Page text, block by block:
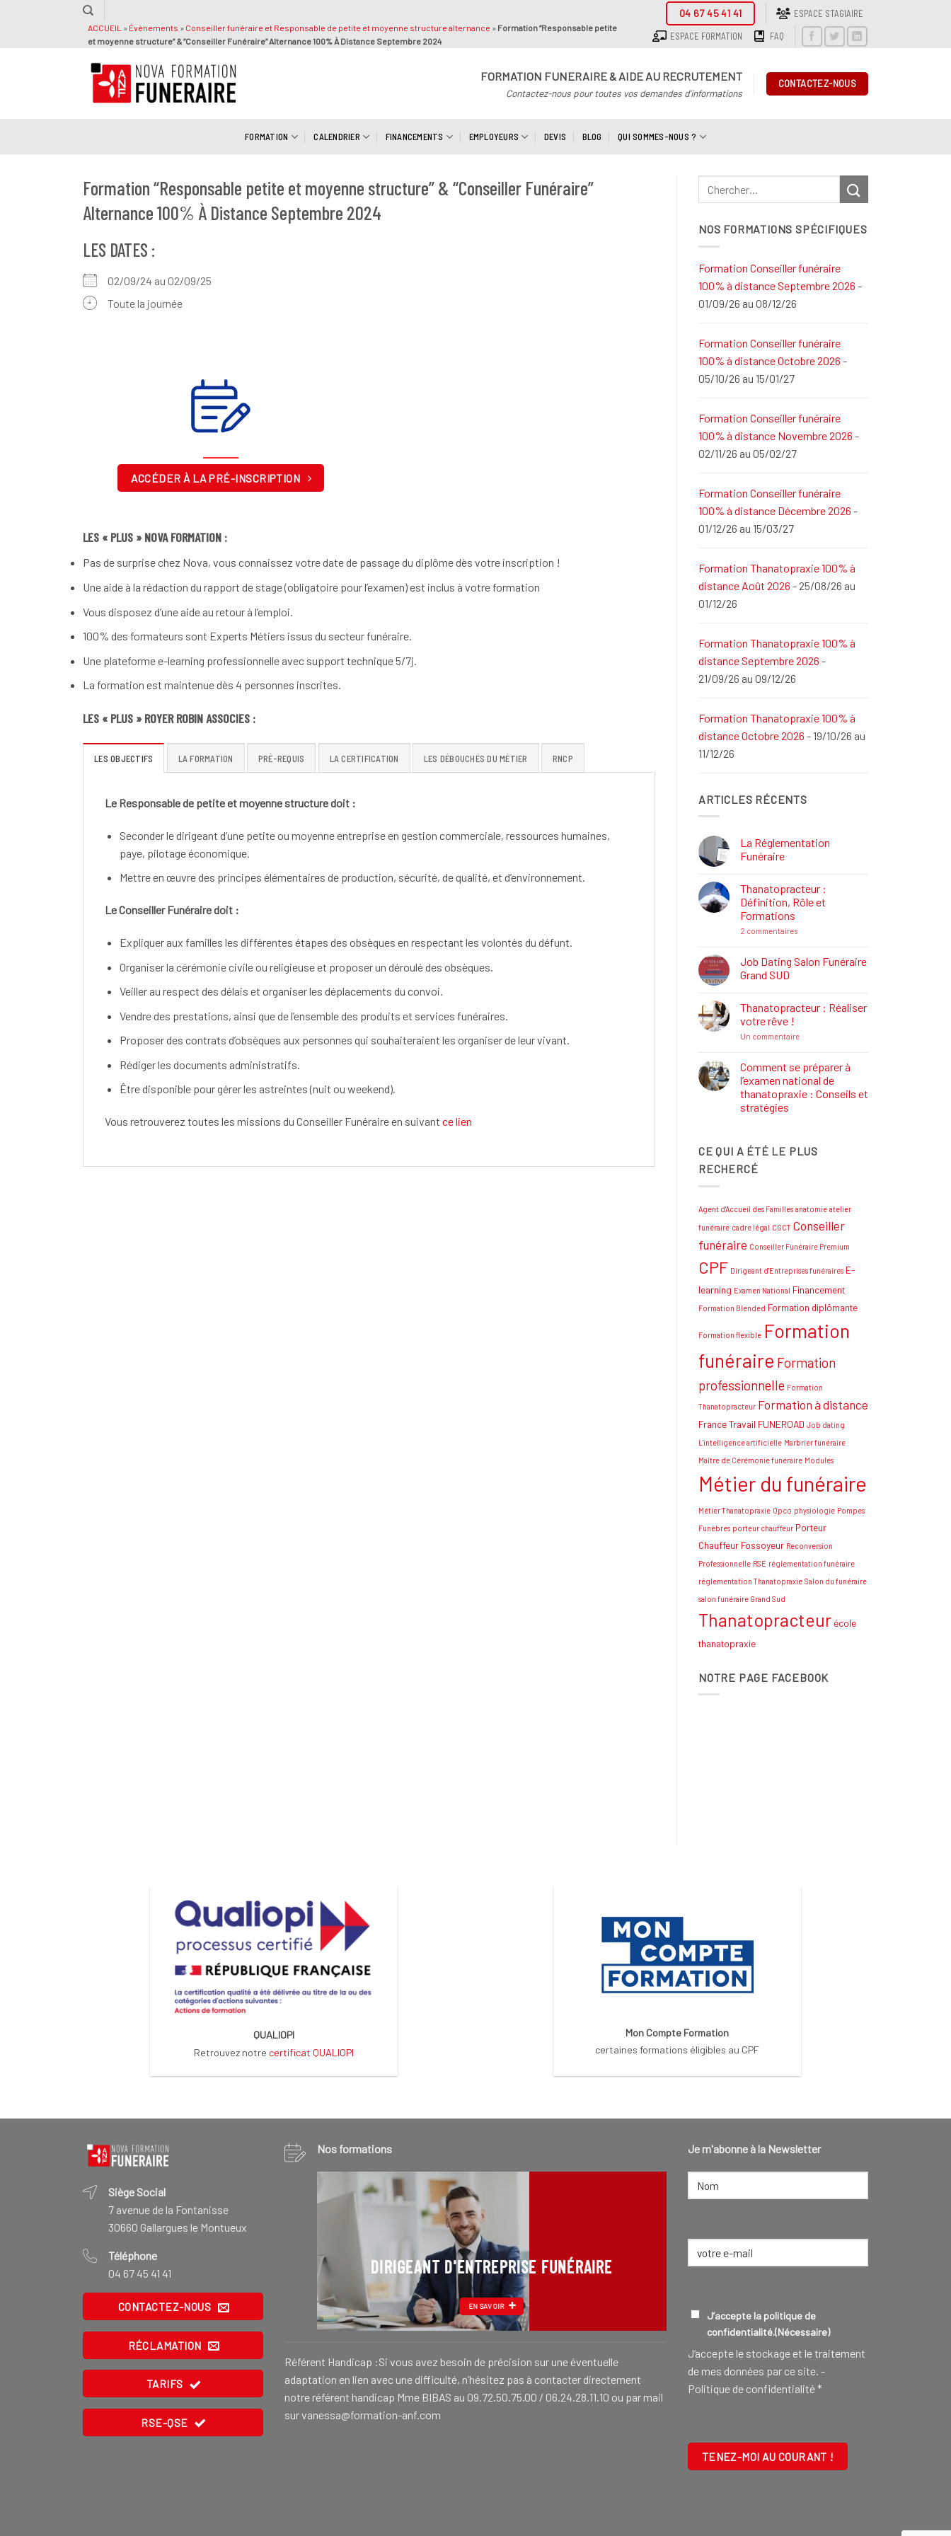
ACCUEIL » Évènements » Conseiller funéraire et Responsable de petite et moyenne structure alternance » Formation “Responsable petite
et moyenne structure” & “Conseiller Funéraire” Alternance 100% À Distance Septembre 2024
04 67 45 41 41 ESPACE STAGIAIRE
ESPACE FORMATION FAQ
FORMATION FUNERAIRE & AIDE AU RECRUTEMENT
Contactez-nous pour toutes vos demandes d'informations
CONTACTEZ-NOUS
FORMATION CALENDRIER FINANCEMENTS EMPLOYEURS DEVIS BLOG QUI SOMMES-NOUS ?
Formation “Responsable petite et moyenne structure” & “Conseiller Funéraire”
Alternance 100% À Distance Septembre 2024
LES DATES :
02/09/24 au 02/09/25
Toute la journée
ACCÉDER À LA PRÉ-INSCRIPTION
LES « PLUS » NOVA FORMATION :
Pas de surprise chez Nova, vous connaissez votre date de passage du diplôme dès votre inscription !
Une aide à la rédaction du rapport de stage (obligatoire pour l’examen) est inclus à votre formation
Vous disposez d’une aide au retour à l’emploi.
100% des formateurs sont Experts Métiers issus du secteur funéraire.
Une plateforme e-learning professionnelle avec support technique 5/7j.
La formation est maintenue dès 4 personnes inscrites.
LES « PLUS » ROYER ROBIN ASSOCIES :
LES OBJECTIFS LA FORMATION PRÉ-REQUIS LA CERTIFICATION LES DÉBOUCHÉS DU MÉTIER RNCP
Le Responsable de petite et moyenne structure doit :
Seconder le dirigeant d’une petite ou moyenne entreprise en gestion commerciale, ressources humaines,
paye, pilotage économique.
Mettre en œuvre des principes élémentaires de production, sécurité, de qualité, et d’environnement.
Le Conseiller Funéraire doit :
Expliquer aux familles les différentes étapes des obsèques en respectant les volontés du défunt.​
Organiser la cérémonie civile ou religieuse et proposer un déroulé des obsèques.​
Veiller au respect des délais et organiser les déplacements du convoi.
Vendre des prestations, ainsi que de l’ensemble des produits et services funéraires.​
Proposer des contrats d’obsèques aux personnes qui souhaiteraient les organiser de leur vivant.​
Rédiger les documents administratifs.​
Être disponible pour gérer les astreintes (nuit ou weekend).
Vous retrouverez toutes les missions du Conseiller Funéraire en suivant ce lien
NOS FORMATIONS SPÉCIFIQUES
Formation Conseiller funéraire
100% à distance Septembre 2026 -
01/09/26 au 08/12/26
Formation Conseiller funéraire
100% à distance Octobre 2026 -
05/10/26 au 15/01/27
Formation Conseiller funéraire
100% à distance Novembre 2026 -
02/11/26 au 05/02/27
Formation Conseiller funéraire
100% à distance Décembre 2026 -
01/12/26 au 15/03/27
Formation Thanatopraxie 100% à
distance Août 2026 - 25/08/26 au
01/12/26
Formation Thanatopraxie 100% à
distance Septembre 2026 -
21/09/26 au 09/12/26
Formation Thanatopraxie 100% à
distance Octobre 2026 - 19/10/26 au
11/12/26
ARTICLES RÉCENTS
La Réglementation
Funéraire
sur
La
Réglementation
Funéraire
Thanatopracteur :
Définition, Rôle et
Formations
2 commentairessur
Définition,
Rôle
Job Dating Salon Funéraire
Grand SUD
sur
Dating
Salon
SUD
Thanatopracteur : Réaliser
votre rêve !
Un commentairesur
Réaliser
votre
rêve
!
Comment se préparer à
l’examen national de
thanatopraxie : Conseils et
stratégies
Comment
se
préparer
thanatopraxie
Conseils
stratégies
CE QUI A ÉTÉ LE PLUS
RECHERCÉ
Agent d'Accueil des Familles anatomie atelier
funéraire cadre légal CGCT Conseiller
funéraire Conseiller Funéraire Premium
CPF Dirigeant d'Entreprises funéraires E-
learning Examen National Financement
Formation Blended Formation diplômante
Formation flexible Formation
funéraire Formation
professionnelle Formation
Thanatopracteur Formation à distance
France Travail FUNEROAD Job dating
L'intelligence artificielle Marbrier funéraire
Maître de Cérémonie funéraire Modules
Métier du funéraire
Métier Thanatopraxie Opco physiologie Pompes
Funèbres porteur chauffeur Porteur
Chauffeur Fossoyeur Reconversion
Professionnelle RSE réglementation funéraire
réglementation Thanatopraxie Salon du funéraire
salon funéraire Grand Sud
Thanatopracteur école
thanatopraxie
NOTRE PAGE FACEBOOK
QUALIOPI
Retrouvez notre certificat QUALIOPI
Mon Compte Formation
certaines formations éligibles au CPF
Siège Social
7 avenue de la Fontanisse
30660 Gallargues le Montueux
Téléphone
04 67 45 41 41
CONTACTEZ-NOUS
RÉCLAMATION
TARIFS
RSE-QSE
Nos formations
DIRIGEANT D'ENTREPRISE FUNÉRAIRE
EN SAVOIR
CONSEILLER FUNÉRAIRE
Référent Handicap :Si vous avez besoin de précision sur une éventuelle
adaptation en lien avec une difficulté, n’hésitez pas à contacter directement
notre référent handicap Mme BIBAS au 09.72.50.75.00 / 06.24.28.11.10 ou par mail
sur vanessa@formation-anf.com
Je m'abonne à la Newsletter
NOM
RGPD(NÉCESSAIRE)
J’accepte la politique de
confidentialité.(Nécessaire)
J‘accepte le stockage et le traitement
de mes données par ce site. -
Politique de confidentialité*